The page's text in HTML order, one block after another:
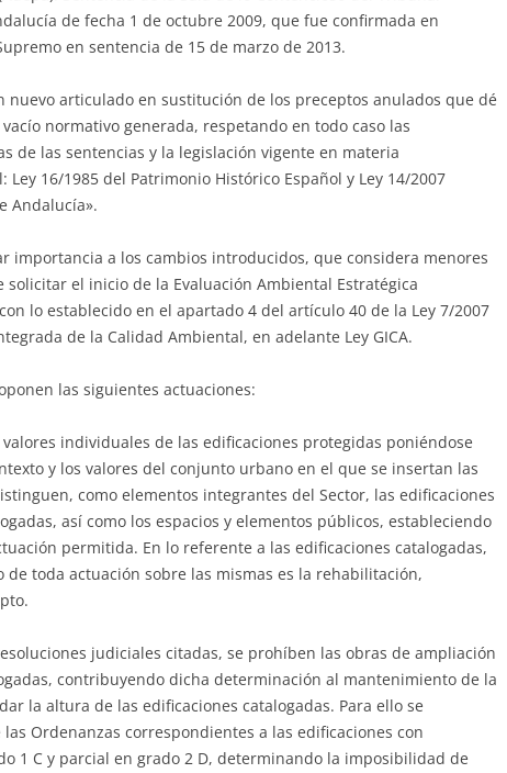
de fecha 1 de octubre 2009, que fue confirmada en
en sentencia de 15 de marzo de 2013.
nuevo articulado en sustitución de los preceptos anulados que dé
normativo generada, respetando en todo caso las
de las sentencias y la legislación vigente en materia
16/1985 del Patrimonio Histórico Español y Ley 14/2007
Andalucía».
importancia a los cambios introducidos, que considera menores
solicitar el inicio de la Evaluación Ambiental Estratégica
lo establecido en el apartado 4 del artículo 40 de la Ley 7/2007
de la Calidad Ambiental, en adelante Ley GICA.
las siguientes actuaciones:
individuales de las edificaciones protegidas poniéndose
y los valores del conjunto urbano en el que se insertan las
como elementos integrantes del Sector, las edificaciones
así como los espacios y elementos públicos, estableciendo
permitida. En lo referente a las edificaciones catalogadas,
de toda actuación sobre las mismas es la rehabilitación,
judiciales citadas, se prohíben las obras de ampliación
contribuyendo dicha determinación al mantenimiento de la
la altura de las edificaciones catalogadas. Para ello se
Ordenanzas correspondientes a las edificaciones con
1 C y parcial en grado 2 D, determinando la imposibilidad de